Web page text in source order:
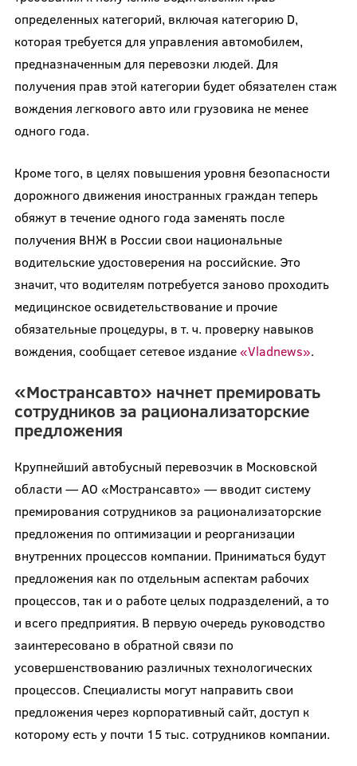
определенных категорий, включая категорию D,
которая требуется для управления автомобилем,
предназначенным для перевозки людей. Для
получения прав этой категории будет обязателен стаж
вождения легкового авто или грузовика не менее
одного года.
Кроме того, в целях повышения уровня безопасности
дорожного движения иностранных граждан теперь
обяжут в течение одного года заменять после
получения ВНЖ в России свои национальные
водительские удостоверения на российские. Это
значит, что водителям потребуется заново проходить
медицинское освидетельствование и прочие
обязательные процедуры, в т. ч. проверку навыков
вождения, сообщает сетевое издание«Vladnews».
«Мострансавто» начнет премировать
сотрудников за рационализаторские
предложения
Крупнейший автобусный перевозчик в Московской
области — АО «Мострансавто» — вводит систему
премирования сотрудников за рационализаторские
предложения по оптимизации и реорганизации
внутренних процессов компании. Приниматься будут
предложения как по отдельным аспектам рабочих
процессов, так и о работе целых подразделений, а то
и всего предприятия. В первую очередь руководство
заинтересовано в обратной связи по
усовершенствованию различных технологических
процессов. Специалисты могут направить свои
предложения через корпоративный сайт, доступ к
которому есть у почти 15 тыс. сотрудников компании.